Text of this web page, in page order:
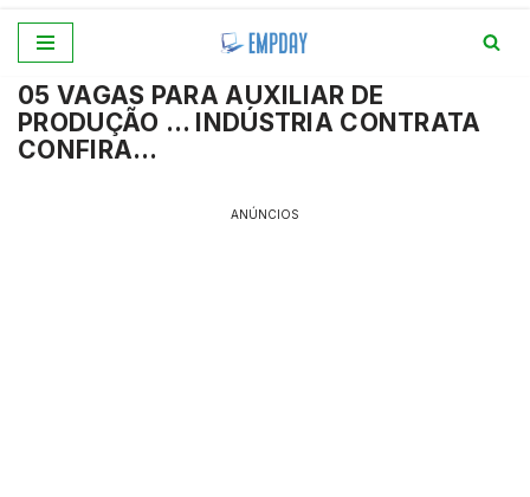
para
o
conteúdo
05 VAGAS PARA AUXILIAR DE
PRODUÇÃO … INDÚSTRIA CONTRATA
CONFIRA…
ANÚNCIOS